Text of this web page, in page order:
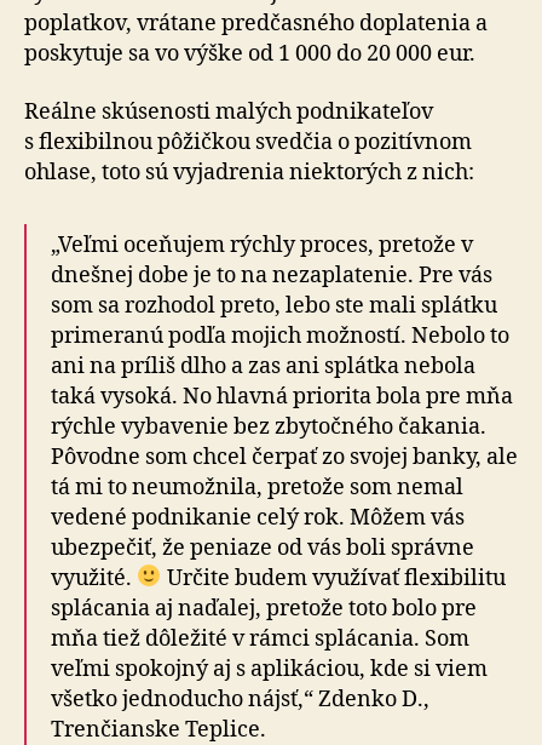
poplatkov, vrátane pred­čas­ného doplatenia a
posky­tuje sa vo výške od 1 000 do 20 000 eur.
Reálne skúsenosti malých podnikateľov
s flexibilnou pôžičkou svedčia o po­zi­tív­nom
ohlase, toto sú vyjadrenia nie­kto­rých z nich:
„Veľmi oceňujem rýchly proces, pretože v
dnešnej dobe je to na nezaplatenie. Pre vás
som sa rozhodol preto, lebo ste mali splátku
primeranú podľa mojich možností. Nebolo to
ani na príliš dlho a zas ani splátka nebola
taká vysoká. No hlavná priorita bola pre mňa
rýchle vybavenie bez zbytočného čakania.
Pôvodne som chcel čerpať zo svojej banky, ale
tá mi to neumožnila, pretože som nemal
vedené podnikanie celý rok. Môžem vás
ubezpečiť, že peniaze od vás boli správne
využité.
Určite budem využívať flexibilitu
splácania aj naďalej, pretože toto bolo pre
mňa tiež dôležité v rámci splácania. Som
veľmi spokojný aj s aplikáciou, kde si viem
všetko jednoducho nájsť,“ Zdenko D.,
Trenčianske Teplice.